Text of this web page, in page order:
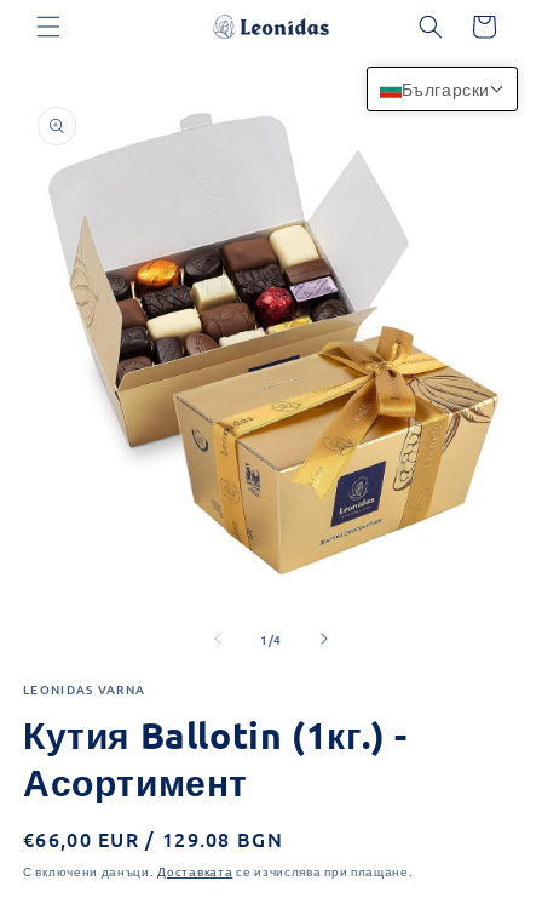
към
Количка
информацията
за продукта
модален
1 /от
4
LEONIDAS VARNA
Кутия Ballotin (1кг.) -
Асортимент
Обичайна
цена
€66,00 EUR / 129.08 BGN
С включени данъци.Доставката се изчислява при плащане.
Български